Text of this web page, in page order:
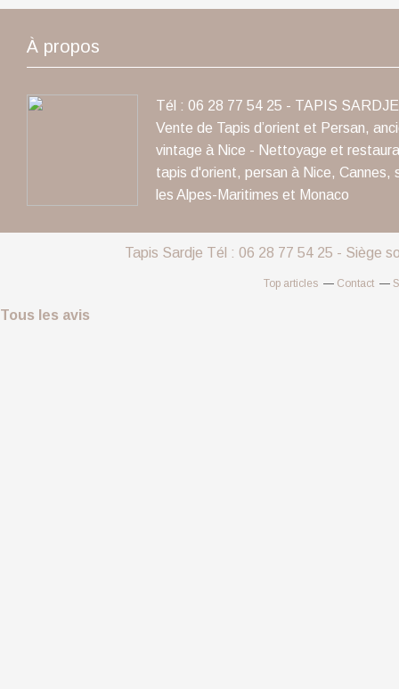
À propos
Tél : 06 28 77 54 25 - TAPIS
Vente de Tapis d’orient et Persan,
vintage à Nice - Nettoyage et
tapis d'orient, persan à Nice, Cannes,
les Alpes-Maritimes et Monaco
Tapis Sardje Tél : 06 28 77 54 25 - Siège
Top articles Contact
Tous les avis